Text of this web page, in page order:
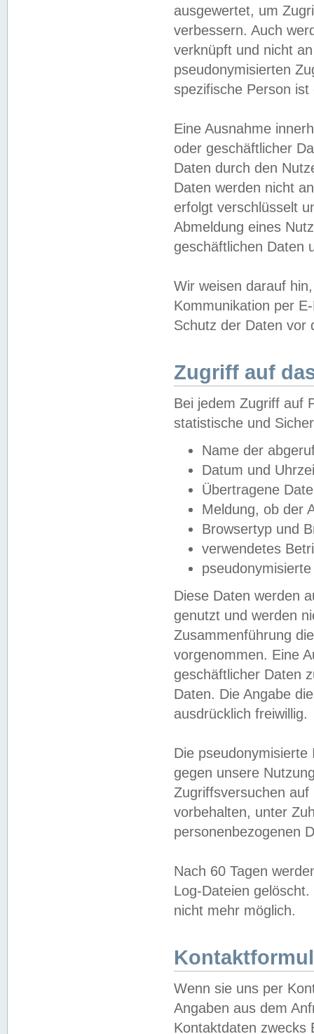
ausgewertet, um
verbessern. Auch
verknüpft und nicht
pseudonymisierten
spezifische Person
Eine Ausnahme
oder geschäftlicher
Daten durch den
Daten werden nicht
erfolgt verschlüsselt
Abmeldung eines
geschäftlichen Daten
Wir weisen darauf
Kommunikation per
Schutz der Daten vor
Zugriff auf
Bei jedem Zugriff auf
statistische und
Name der
Datum und
Übertragene
Meldung, ob der
Browsertyp und
verwendetes
Diese Daten werden
genutzt und werden
Zusammenführung
vorgenommen. Eine
geschäftlicher Daten
Daten. Die Angabe
ausdrücklich freiwillig.
Die
gegen unsere
Zugriffsversuchen
vorbehalten, unter
personenbezogenen
Nach 60 Tagen
Log-Dateien
nicht mehr möglich.
Wenn sie uns per
Angaben aus dem
Kontaktdaten zwecks